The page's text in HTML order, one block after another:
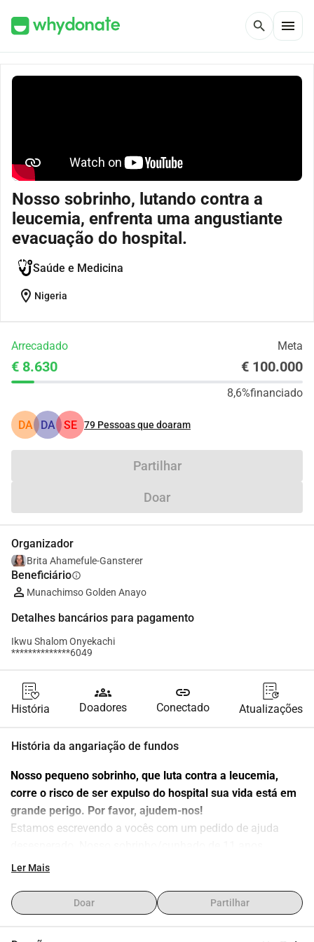
search menu
Nosso sobrinho, lutando contra a
leucemia, enfrenta uma angustiante
evacuação do hospital.
Saúde e Medicina
location_on Nigeria
Arrecadado Meta
€ 8.630 € 100.000
8,6%financiado
DA DA SE 79 Pessoas que doaram
Partilhar
Doar
Organizador
Brita Ahamefule-Gansterer
Beneficiárioinfo
Munachimso Golden Anayo
Detalhes bancários para pagamento
Ikwu Shalom Onyekachi
**************6049
História
groups
Doadores
link
Conectado Atualizações
História da angariação de fundos
Nosso pequeno sobrinho, que luta contra a leucemia,
corre o risco de ser expulso do hospital sua vida está em
grande perigo. Por favor, ajudem-nos!
Estamos escrevendo a vocês com um pedido de ajuda
Munachimso (carinhosamente chamado de Muna), está
Há alguns meses, ele foi diagnosticado com leucemia
linfoblástica aguda uma notícia devastadora para nossa
Ler Mais
Doar Partilhar